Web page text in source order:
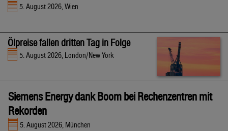
5. August 2026, Wien
Ölpreise fallen dritten Tag in Folge
5. August 2026, London/New York
Siemens Energy dank Boom bei Rechenzentren mit
Rekorden
5. August 2026, München